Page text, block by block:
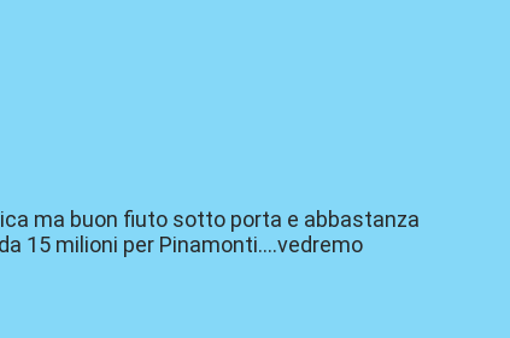
ma buon fiuto sotto porta e abbastanza
15 milioni per Pinamonti....vedremo